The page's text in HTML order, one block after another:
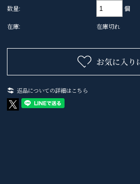
数量: 個
在庫: 在庫切れ
返品についての詳細はこちら